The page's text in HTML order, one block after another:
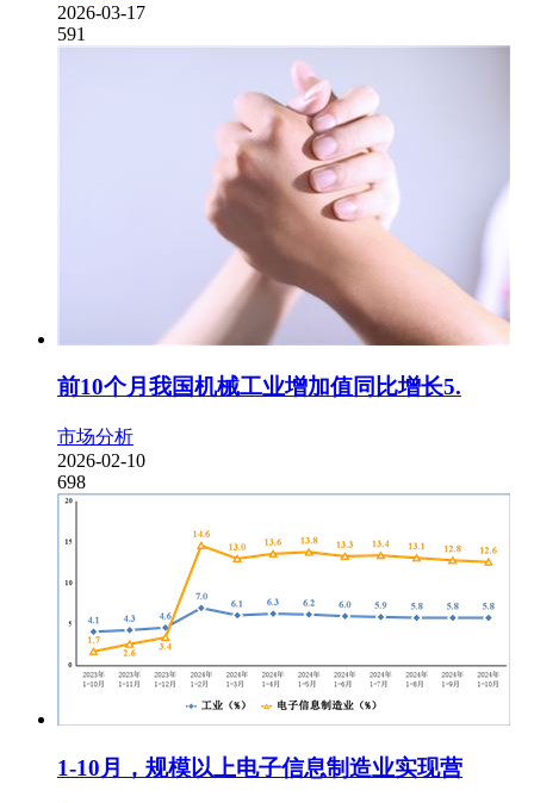
2026-03-17
591
前10个月我国机械工业增加值同比增长5.
市场分析
2026-02-10
698
1-10月，规模以上电子信息制造业实现营